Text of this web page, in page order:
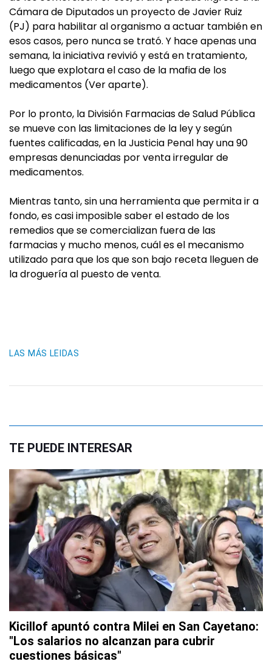
Cámara de Diputados un proyecto de Javier Ruiz
(PJ) para habilitar al organismo a actuar también en
esos casos, pero nunca se trató. Y hace apenas una
semana, la iniciativa revivió y está en tratamiento,
luego que explotara el caso de la mafia de los
medicamentos (Ver aparte).
Por lo pronto, la División Farmacias de Salud Pública
se mueve con las limitaciones de la ley y según
fuentes calificadas, en la Justicia Penal hay una 90
empresas denunciadas por venta irregular de
medicamentos.
Mientras tanto, sin una herramienta que permita ir a
fondo, es casi imposible saber el estado de los
remedios que se comercializan fuera de las
farmacias y mucho menos, cuál es el mecanismo
utilizado para que los que son bajo receta lleguen de
la droguería al puesto de venta.
LAS MÁS LEIDAS
TE PUEDE INTERESAR
Kicillof apuntó contra Milei en San Cayetano:
"Los salarios no alcanzan para cubrir
cuestiones básicas"